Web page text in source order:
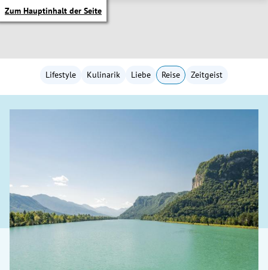
Zum Hauptinhalt der Seite
Lifestyle Kulinarik Liebe Reise Zeitgeist